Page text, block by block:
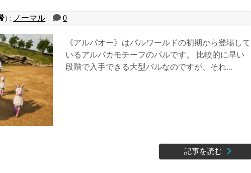
) : ノーマル 0
《アルパオー》はパルワールドの初期から登場して
いるアルパカモチーフのパルです。 比較的に早い
段階で入手できる大型パルなのですが、それ...
記事を読む